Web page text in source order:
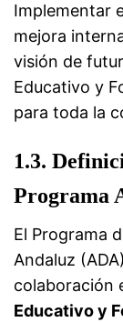
Implementar
mejora
visión de
Educativo y
para toda la
1.3.
Programa
El Programa
Andaluz
colaboración
Educativo y